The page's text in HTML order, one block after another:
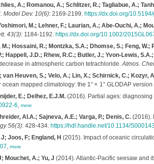
A.; Romanou, A.; Schlitzer, R.; Tagliabue, A.;
Model Dev. 10(6): 2169-2199. https://dx.doi.org/
M.; Lehner, F.; Laurian, A.; Abe-Ouchi, A.;
43(3): 1184-1192. https://dx.doi.org/10.1002/
Hossaini, R.; Montzka, S.A.; Dhomse, S.; Feng,
Happell, J.D.; Rhew, R.C.; Butler, J.; Yvon-Lewis,
in atmospheric carbon tetrachloride.Atmos.
van Heuven, S.; Velo, A.; Lin, X.; Schirnick, C.;
mapped climatology: the 1° × 1° GLODAP version
E.; Delhez, E.J.M.(2016). Partial ages: diagnosing
6, more
AI.A.; Sajneva, A.E.; Varga, P.; Denis, C.(2016).
56(3): 428-434. https://hdl.handle.net/10.1134/
Joos, F; England, H (2015). Impact of oceanic
, more
Mouchet, A.; Yu, J (2014). Atlantic-Pacific seesaw and